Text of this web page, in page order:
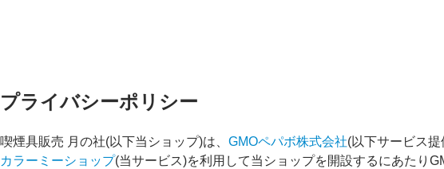
プライバシーポリシー
喫煙具販売 月の社(以下当ショップ)は、 GMOペパボ株式会社(以下サービス
カラーミーショップ(当サービス)を利用して当ショップを開設するにあたり